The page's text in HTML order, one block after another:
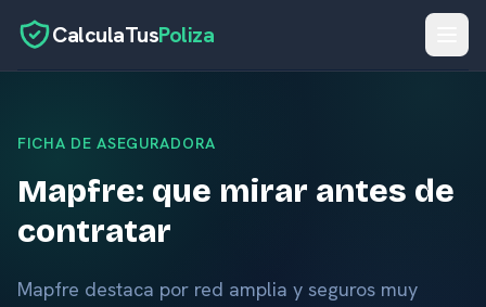
CalculaTusPoliza
Calculadora
Seguros por caso
Herramientas
FICHA DE ASEGURADORA
Mapfre: que mirar antes de
contratar
Mapfre destaca por red amplia y seguros muy